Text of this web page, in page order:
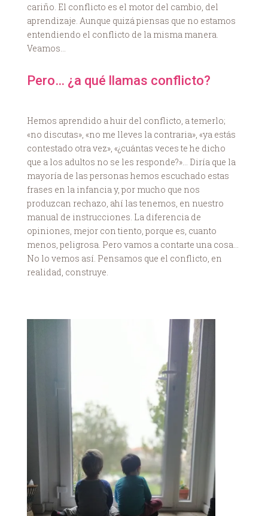
cariño. El conflicto es el motor del cambio, del
aprendizaje. Aunque quizá piensas que no estamos
entendiendo el conflicto de la misma manera.
Veamos…
Pero… ¿a qué llamas conflicto?
Hemos aprendido a huir del conflicto, a temerlo;
«no discutas», «no me lleves la contraria», «ya estás
contestado otra vez», «¿cuántas veces te he dicho
que a los adultos no se les responde?»… Diría que la
mayoría de las personas hemos escuchado estas
frases en la infancia y, por mucho que nos
produzcan rechazo, ahí las tenemos, en nuestro
manual de instrucciones. La diferencia de
opiniones, mejor con tiento, porque es, cuanto
menos, peligrosa. Pero vamos a contarte una cosa…
No lo vemos así. Pensamos que el conflicto, en
realidad, construye.